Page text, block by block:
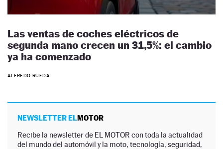
Las ventas de coches eléctricos de
segunda mano crecen un 31,5%: el cambio
ya ha comenzado
ALFREDO RUEDA
NEWSLETTER ELMOTOR
Recibe la newsletter de EL MOTOR con toda la actualidad
del mundo del automóvil y la moto, tecnología, seguridad,